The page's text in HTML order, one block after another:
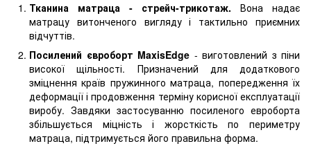
Тканина матраца - стрейч-трикотаж. Вона
надає
матрацу витонченого вигляду і тактильно приємних
відчуттів.
Посилений євроборт MaxisEdge - виготовлений з піни
високої щільності. Призначений для додаткового
зміцнення країв пружинного матраца, попередження їх
деформації і продовження терміну корисної експлуатації
виробу. Завдяки застосуванню посиленого евроборта
збільшується міцність і жорсткість по периметру
матраца, підтримується його правильна форма.